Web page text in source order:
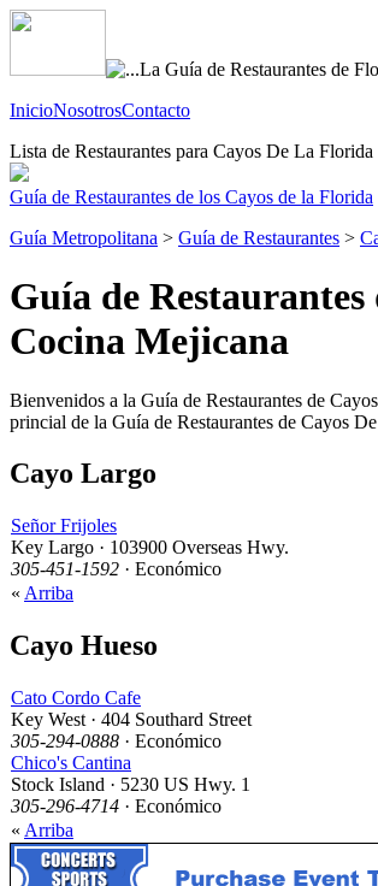
InicioNosotrosContacto
Lista de Restaurantes para Cayos De La Florida
Guía de Restaurantes de los Cayos de la Florida
Guía Metropolitana > Guía de Restaurantes >
Guía de
Cocina Mejicana
Bienvenidos a la Guía de Restaurantes de
princial de la Guía de Restaurantes de Cayos
Cayo Largo
Señor Frijoles
Key Largo · 103900 Overseas Hwy.
305-451-1592 · Económico
« Arriba
Cayo Hueso
Cato Cordo Cafe
Key West · 404 Southard Street
305-294-0888 · Económico
Chico's Cantina
Stock Island · 5230 US Hwy. 1
305-296-4714 · Económico
« Arriba